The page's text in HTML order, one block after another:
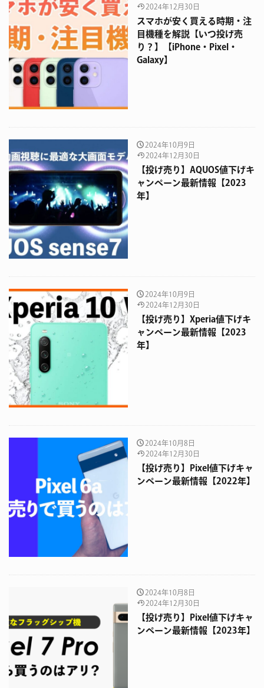
2024年12月30日
スマホが安く買える時期・注
目機種を解説【いつ投げ売
り？】【iPhone・Pixel・
Galaxy】
2024年10月9日
2024年12月30日
【投げ売り】AQUOS値下げキ
ャンペーン最新情報【2023
年】
2024年10月9日
2024年12月30日
【投げ売り】Xperia値下げキ
ャンペーン最新情報【2023
年】
2024年10月8日
2024年12月30日
【投げ売り】Pixel値下げキャ
ンペーン最新情報【2022年】
2024年10月8日
2024年12月30日
【投げ売り】Pixel値下げキャ
ンペーン最新情報【2023年】